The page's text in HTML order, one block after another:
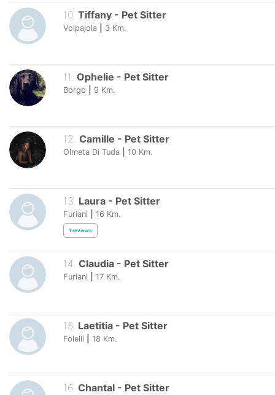
10. Tiffany - Pet Sitter
Volpajola 3 Km.
11 Ophelie - Pet Sitter
Borgo 9 Km.
12. Camille - Pet Sitter
Olmeta Di Tuda 10 Km.
13. Laura - Pet Sitter
Furiani 16 Km.
1 reviews
14 Claudia - Pet Sitter
Furiani 17 Km.
15 Laetitia - Pet Sitter
Folelli 18 Km.
16 Chantal - Pet Sitter